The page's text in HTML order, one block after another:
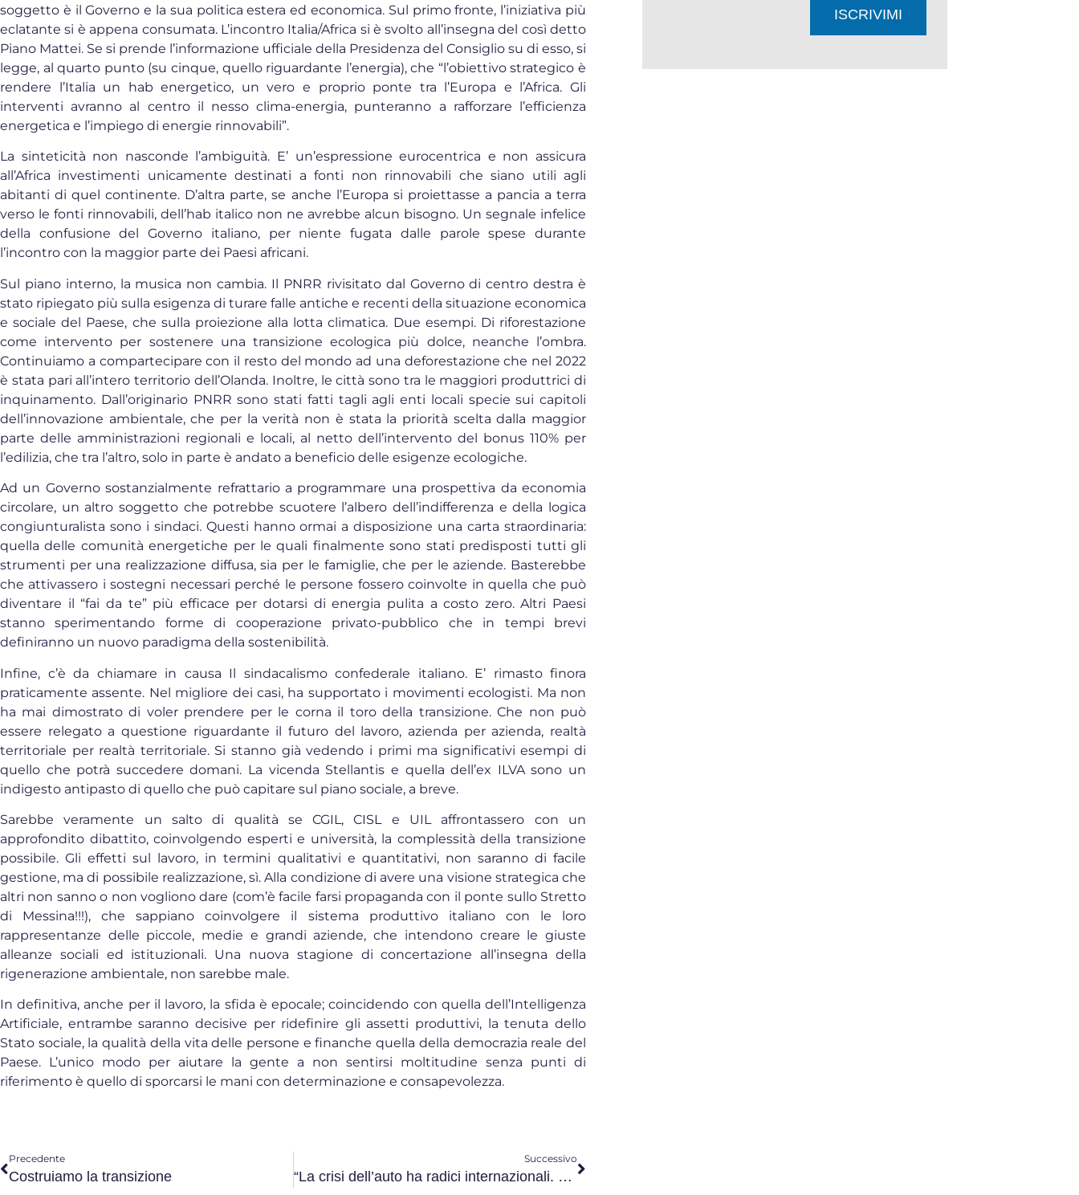
soggetto è il Governo e la sua politica estera ed economica. Sul primo fronte, l’iniziativa più
eclatante si è appena consumata. L’incontro Italia/Africa si è svolto all’insegna del così detto
Piano Mattei. Se si prende l’informazione ufficiale della Presidenza del Consiglio su di esso, si
legge, al quarto punto (su cinque, quello riguardante l’energia), che “l’obiettivo strategico è
rendere l’Italia un hab energetico, un vero e proprio ponte tra l’Europa e l’Africa. Gli
interventi avranno al centro il nesso clima-energia, punteranno a rafforzare l’efficienza
energetica e l’impiego di energie rinnovabili”.
La sinteticità non nasconde l’ambiguità. E’ un’espressione eurocentrica e non assicura
all’Africa investimenti unicamente destinati a fonti non rinnovabili che siano utili agli
abitanti di quel continente. D’altra parte, se anche l’Europa si proiettasse a pancia a terra
verso le fonti rinnovabili, dell’hab italico non ne avrebbe alcun bisogno. Un segnale infelice
della confusione del Governo italiano, per niente fugata dalle parole spese durante
l’incontro con la maggior parte dei Paesi africani.
Sul piano interno, la musica non cambia. Il PNRR rivisitato dal Governo di centro destra è
stato ripiegato più sulla esigenza di turare falle antiche e recenti della situazione economica
e sociale del Paese, che sulla proiezione alla lotta climatica. Due esempi. Di riforestazione
come intervento per sostenere una transizione ecologica più dolce, neanche l’ombra.
Continuiamo a compartecipare con il resto del mondo ad una deforestazione che nel 2022
è stata pari all’intero territorio dell’Olanda. Inoltre, le città sono tra le maggiori produttrici di
inquinamento. Dall’originario PNRR sono stati fatti tagli agli enti locali specie sui capitoli
dell’innovazione ambientale, che per la verità non è stata la priorità scelta dalla maggior
parte delle amministrazioni regionali e locali, al netto dell’intervento del bonus 110% per
l’edilizia, che tra l’altro, solo in parte è andato a beneficio delle esigenze ecologiche.
Ad un Governo sostanzialmente refrattario a programmare una prospettiva da economia
circolare, un altro soggetto che potrebbe scuotere l’albero dell’indifferenza e della logica
congiunturalista sono i sindaci. Questi hanno ormai a disposizione una carta straordinaria:
quella delle comunità energetiche per le quali finalmente sono stati predisposti tutti gli
strumenti per una realizzazione diffusa, sia per le famiglie, che per le aziende. Basterebbe
che attivassero i sostegni necessari perché le persone fossero coinvolte in quella che può
diventare il “fai da te” più efficace per dotarsi di energia pulita a costo zero. Altri Paesi
stanno sperimentando forme di cooperazione privato-pubblico che in tempi brevi
definiranno un nuovo paradigma della sostenibilità.
Infine, c’è da chiamare in causa Il sindacalismo confederale italiano. E’ rimasto finora
praticamente assente. Nel migliore dei casi, ha supportato i movimenti ecologisti. Ma non
ha mai dimostrato di voler prendere per le corna il toro della transizione. Che non può
essere relegato a questione riguardante il futuro del lavoro, azienda per azienda, realtà
territoriale per realtà territoriale. Si stanno già vedendo i primi ma significativi esempi di
quello che potrà succedere domani. La vicenda Stellantis e quella dell’ex ILVA sono un
indigesto antipasto di quello che può capitare sul piano sociale, a breve.
Sarebbe veramente un salto di qualità se CGIL, CISL e UIL affrontassero con un
approfondito dibattito, coinvolgendo esperti e università, la complessità della transizione
possibile. Gli effetti sul lavoro, in termini qualitativi e quantitativi, non saranno di facile
gestione, ma di possibile realizzazione, sì. Alla condizione di avere una visione strategica che
altri non sanno o non vogliono dare (com’è facile farsi propaganda con il ponte sullo Stretto
di Messina!!!), che sappiano coinvolgere il sistema produttivo italiano con le loro
rappresentanze delle piccole, medie e grandi aziende, che intendono creare le giuste
alleanze sociali ed istituzionali. Una nuova stagione di concertazione all’insegna della
rigenerazione ambientale, non sarebbe male.
In definitiva, anche per il lavoro, la sfida è epocale; coincidendo con quella dell’Intelligenza
Artificiale, entrambe saranno decisive per ridefinire gli assetti produttivi, la tenuta dello
Stato sociale, la qualità della vita delle persone e finanche quella della democrazia reale del
Paese. L’unico modo per aiutare la gente a non sentirsi moltitudine senza punti di
riferimento è quello di sporcarsi le mani con determinazione e consapevolezza.
Precedente
Costruiamo la transizione
Successivo
“La crisi dell’auto ha radici internazionali. Elkann non può tradire l’Italia”
ISCRIVIMI